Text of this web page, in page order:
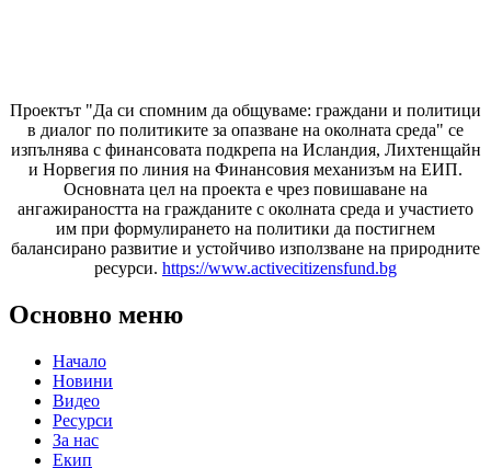
Проектът "Да си спомним да общуваме: граждани и политици
в диалог по политиките за опазване на околната среда" се
изпълнява с финансовата подкрепа на Исландия, Лихтенщайн
и Норвегия по линия на Финансовия механизъм на ЕИП.
Основната цел на проекта е чрез повишаване на
ангажираността на гражданите с околната среда и участието
им при формулирането на политики да постигнем
балансирано развитие и устойчиво използване на природните
ресурси. https://www.activecitizensfund.bg
Основно меню
Начало
Новини
Видео
Ресурси
За нас
Екип